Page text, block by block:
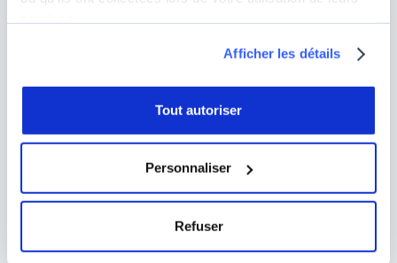
Afficher les détails
Tout autoriser
Personnaliser
Refuser
université Paris Dauphine - PSL
podcast Ex Machina donne la parole à des